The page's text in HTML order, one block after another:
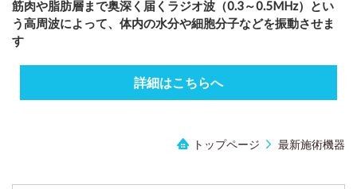
筋肉や脂肪層まで奥深く届くラジオ波（0.3～0.5MHz）とい
う高周波によって、体内の水分や細胞分子などを振動させま
す
詳細はこちらへ
トップページ 最新施術機器